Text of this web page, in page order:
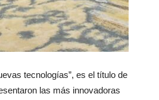
tecnologías”, es el título de
las más innovadoras